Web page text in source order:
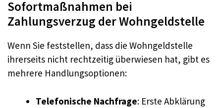
Sofortmaßnahmen bei
Zahlungsverzug der Wohngeldstelle
Wenn Sie feststellen, dass die Wohngeldstelle
ihrerseits nicht rechtzeitig überwiesen hat, gibt es
mehrere Handlungsoptionen:
Telefonische Nachfrage: Erste Abklärung